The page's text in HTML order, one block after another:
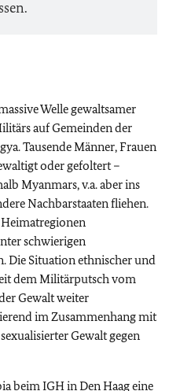
Welle gewaltsamer
auf Gemeinden der
Tausende Männer, Frauen
oder gefoltert –
Myanmars, v.a. aber ins
Nachbarstaaten fliehen.
schwierigen
Die Situation ethnischer und
dem Militärputsch vom
Gewalt weiter
im Zusammenhang mit
Gewalt gegen
beimIGHin Den Haag eine